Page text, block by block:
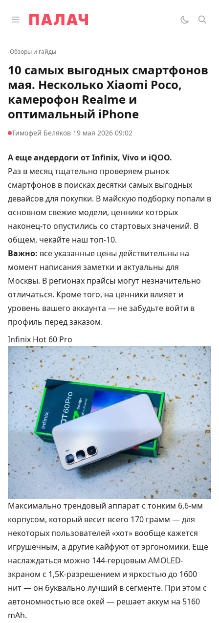
Открыть главное меню
Палач
‹Обзоры и гайды
10 самых выгодных смартфонов
мая. Несколько Xiaomi Poco,
камерофон Realme и
оптимальный iPhone
Тимофей Беляков·19 мая 2026 09:02
А еще андердоги от Infinix, Vivo и iQOO.
Раз в месяц тщательно проверяем рынок
смартфонов в поисках десятки самых выгодных
девайсов для покупки. В майскую подборку попали в
основном свежие модели, ценники которых
наконец-то опустились со стартовых значений. В
общем, чекайте наш топ-10.
Важно: все указанные цены действительны на
момент написания заметки и актуальны для
Москвы. В регионах прайсы могут незначительно
отличаться. Кроме того, на ценники влияет и
уровень вашего аккаунта — не забудьте войти в
профиль перед заказом.
Infinix Hot 60 Pro
Максимально трендовый аппарат с тонким 6,6-мм
корпусом, который весит всего 170 грамм — для
некоторых пользователей «хот» вообще кажется
игрушечным, а другие кайфуют от эргономики. Еще
наслаждаться можно 144-герцовым AMOLED-
экраном с 1,5К-разрешением и яркостью до 1600
нит — он буквально лучший в сегменте. При этом с
автономностью все окей — решает аккум на 5160
mAh.